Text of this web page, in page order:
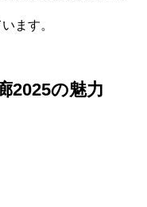
ます。
2025の魅力